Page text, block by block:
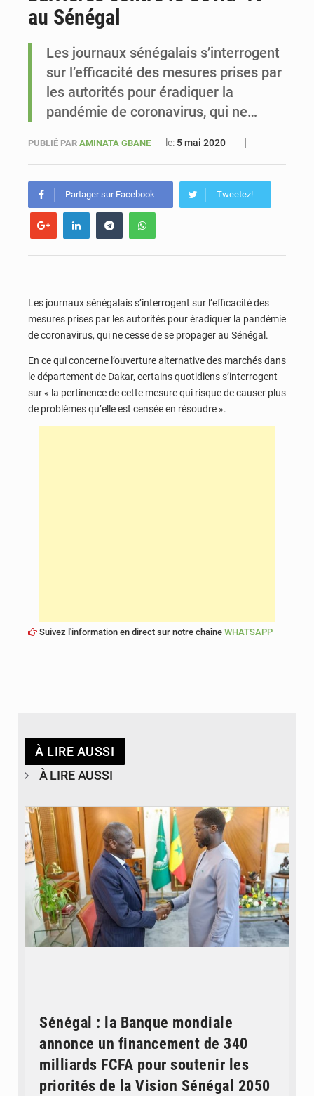
au Sénégal
Les journaux sénégalais s’interrogent
sur l’efficacité des mesures prises par
les autorités pour éradiquer la
pandémie de coronavirus, qui ne…
PUBLIÉ PAR AMINATA GBANE le: 5 mai 2020
Partager sur Facebook Tweetez!
Les journaux sénégalais s’interrogent sur l’efficacité des
mesures prises par les autorités pour éradiquer la pandémie
de coronavirus, qui ne cesse de se propager au Sénégal.
En ce qui concerne l’ouverture alternative des marchés dans
le département de Dakar, certains quotidiens s’interrogent
sur « la pertinence de cette mesure qui risque de causer plus
de problèmes qu’elle est censée en résoudre ».
Suivez l'information en direct sur notre chaîne WHATSAPP
À LIRE AUSSI
À LIRE AUSSI
Sénégal : la Banque mondiale
annonce un financement de 340
milliards FCFA pour soutenir les
priorités de la Vision Sénégal 2050